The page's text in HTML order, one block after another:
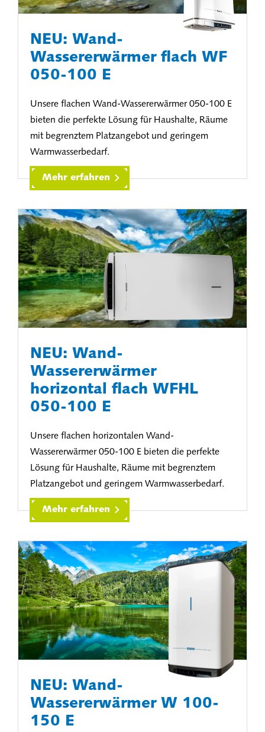
NEU: Wand-
Wassererwärmer flach WF
050-100 E
Unsere flachen Wand-Wassererwärmer 050-100 E
bieten die perfekte Lösung für Haushalte, Räume
mit begrenztem Platzangebot und geringem
Warmwasserbedarf.
Mehr erfahren
NEU: Wand-
Wassererwärmer
horizontal flach WFHL
050-100 E
Unsere flachen horizontalen Wand-
Wassererwärmer 050-100 E bieten die perfekte
Lösung für Haushalte, Räume mit begrenztem
Platzangebot und geringem Warmwasserbedarf.
Mehr erfahren
NEU: Wand-
Wassererwärmer W 100-
150 E